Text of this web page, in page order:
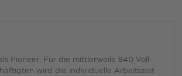
Pioneer: Für die mittlerweile 840 Voll-
wird die individuelle Arbeitszeit